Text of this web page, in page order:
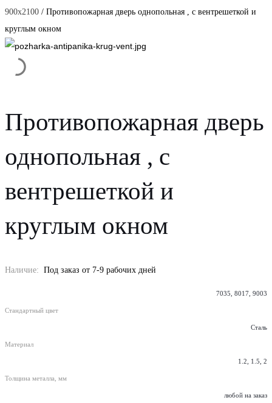
900x2100 / Противопожарная дверь однопольная , с вентрешеткой и
круглым окном
Противопожарная дверь
однопольная , с
вентрешеткой и
круглым окном
Наличие: Под заказ от 7-9 рабочих дней
7035, 8017, 9003
Стандартный цвет
Сталь
Материал
1.2, 1.5, 2
Толщина металла, мм
любой на заказ